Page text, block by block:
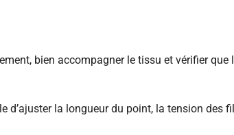
bien accompagner le tissu et vérifier
d’ajuster la longueur du point, la tension des